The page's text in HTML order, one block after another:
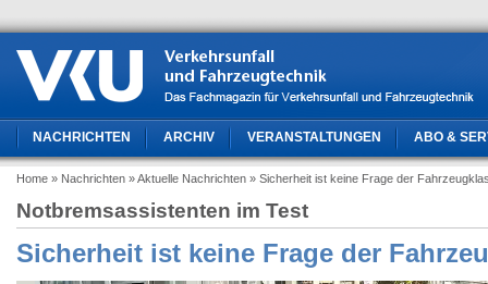
NACHRICHTEN ARCHIV VERANSTALTUNGEN ABO &
Home » Nachrichten » Aktuelle Nachrichten » Sicherheit ist keine Frage der
Notbremsassistenten im Test
Sicherheit ist keine Frage der